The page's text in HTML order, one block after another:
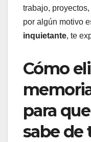
trabajo,
por algún motivo
inquietante, te
Cómo
para
sabe de